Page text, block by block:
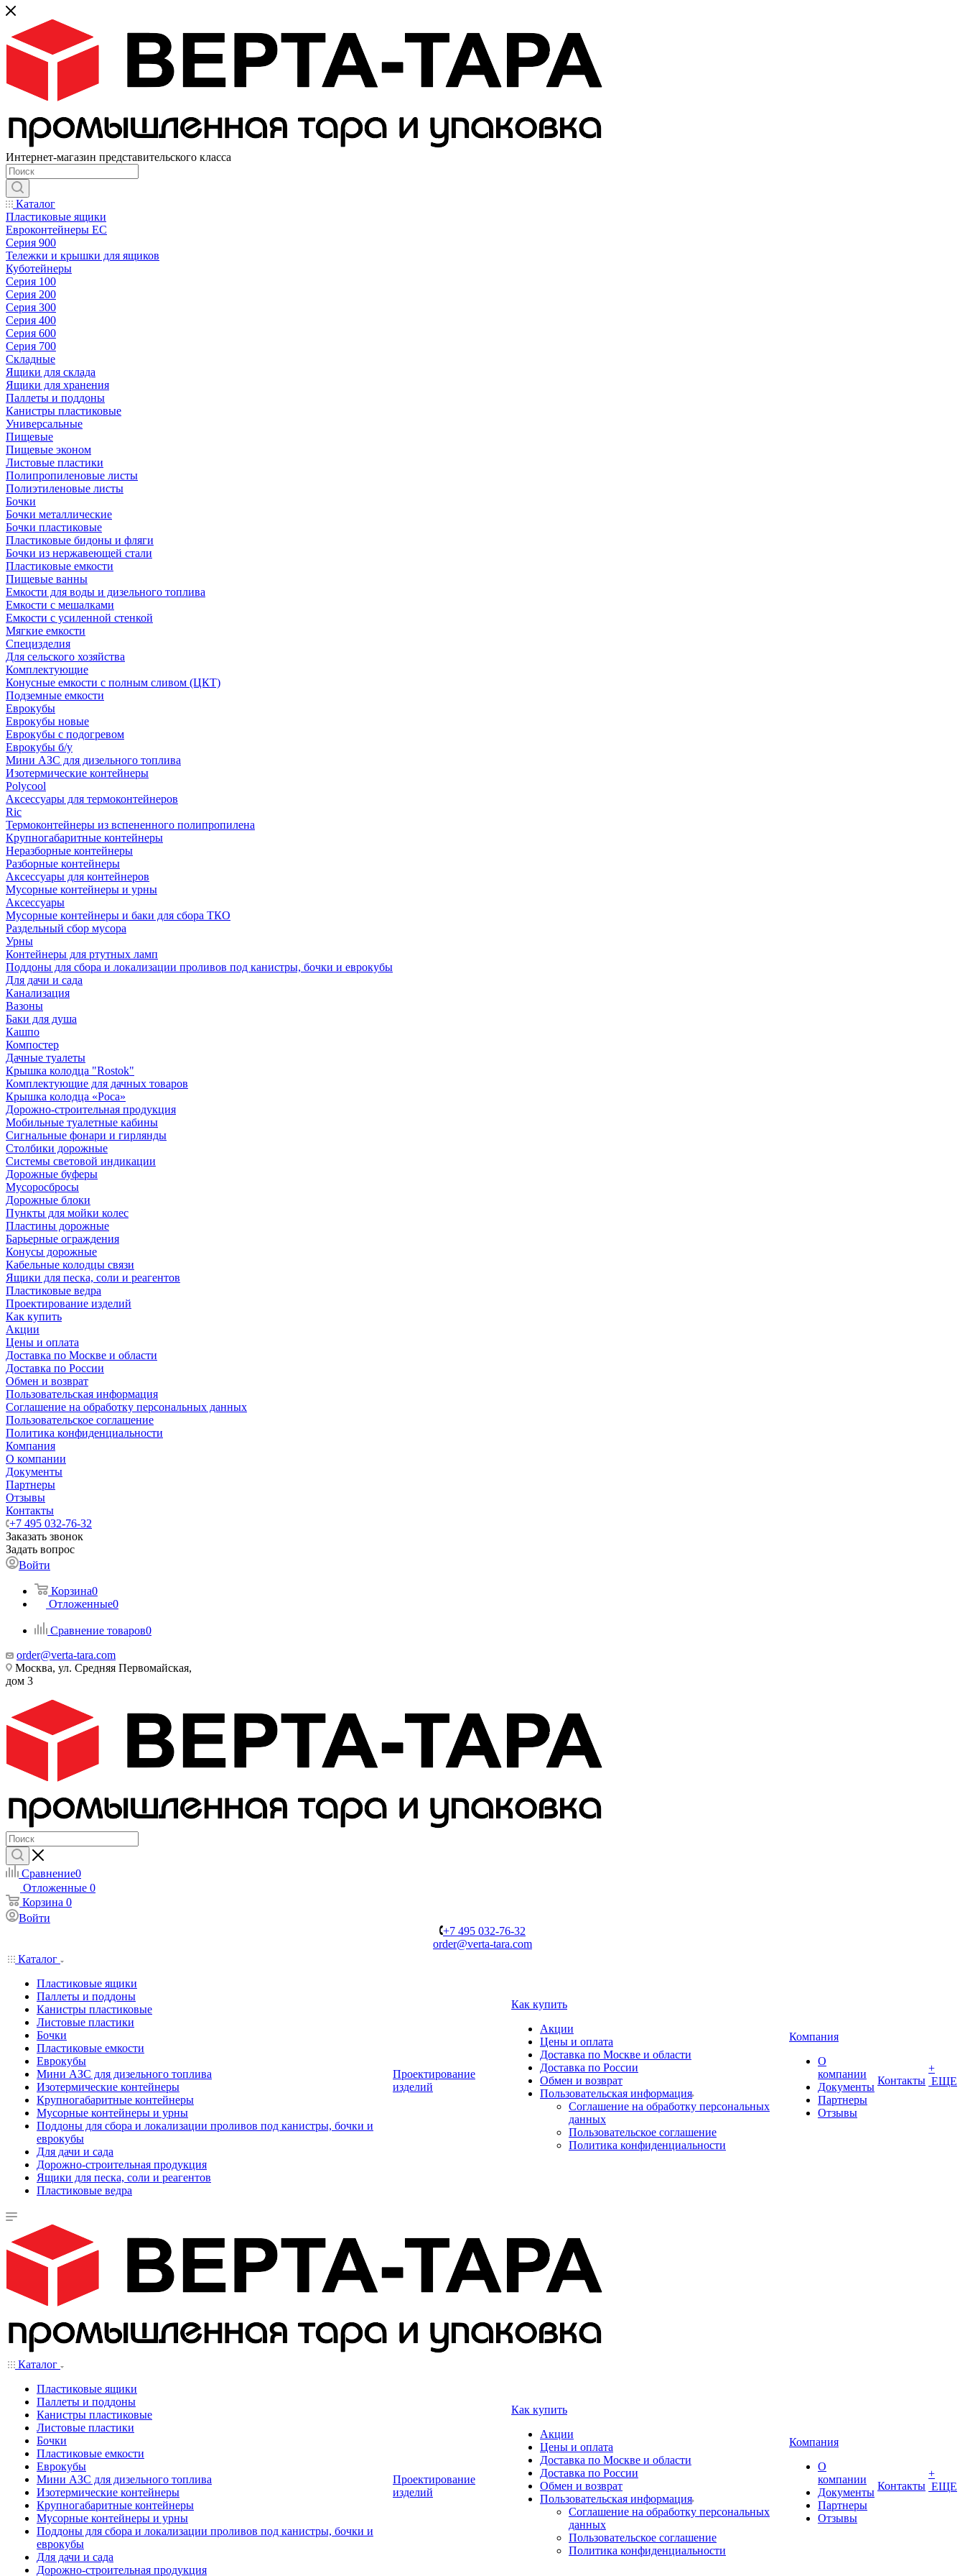
Интернет-магазин представительского класса
Каталог
Пластиковые ящики
Евроконтейнеры ЕС
Серия 900
Тележки и крышки для ящиков
Куботейнеры
Серия 100
Серия 200
Серия 300
Серия 400
Серия 600
Серия 700
Складные
Ящики для склада
Ящики для хранения
Паллеты и поддоны
Канистры пластиковые
Универсальные
Пищевые
Пищевые эконом
Листовые пластики
Полипропиленовые листы
Полиэтиленовые листы
Бочки
Бочки металлические
Бочки пластиковые
Пластиковые бидоны и фляги
Бочки из нержавеющей стали
Пластиковые емкости
Пищевые ванны
Емкости для воды и дизельного топлива
Емкости с мешалками
Емкости с усиленной стенкой
Мягкие емкости
Специзделия
Для сельского хозяйства
Комплектующие
Конусные емкости с полным сливом (ЦКТ)
Подземные емкости
Еврокубы
Еврокубы новые
Еврокубы с подогревом
Еврокубы б/у
Мини АЗС для дизельного топлива
Изотермические контейнеры
Polycool
Аксессуары для термоконтейнеров
Ric
Термоконтейнеры из вспененного полипропилена
Крупногабаритные контейнеры
Неразборные контейнеры
Разборные контейнеры
Аксессуары для контейнеров
Мусорные контейнеры и урны
Аксессуары
Мусорные контейнеры и баки для сбора ТКО
Раздельный сбор мусора
Урны
Контейнеры для ртутных ламп
Поддоны для сбора и локализации проливов под канистры, бочки и еврокубы
Для дачи и сада
Канализация
Вазоны
Баки для душа
Кашпо
Компостер
Дачные туалеты
Крышка колодца "Rostok"
Комплектующие для дачных товаров
Крышка колодца «Роса»
Дорожно-строительная продукция
Мобильные туалетные кабины
Сигнальные фонари и гирлянды
Столбики дорожные
Системы световой индикации
Дорожные буферы
Мусоросбросы
Дорожные блоки
Пункты для мойки колес
Пластины дорожные
Барьерные ограждения
Конусы дорожные
Кабельные колодцы связи
Ящики для песка, соли и реагентов
Пластиковые ведра
Проектирование изделий
Как купить
Акции
Цены и оплата
Доставка по Москве и области
Доставка по России
Обмен и возврат
Пользовательская информация
Соглашение на обработку персональных данных
Пользовательское соглашение
Политика конфиденциальности
Компания
О компании
Документы
Партнеры
Отзывы
Контакты
+7 495 032-76-32
Заказать звонок
Задать вопрос
Войти
Корзина0
Отложенные0
Сравнение товаров0
order@verta-tara.com
Москва, ул. Средняя Первомайская,
дом 3
Сравнение0
Отложенные 0
Корзина 0
Войти
+7 495 032-76-32
order@verta-tara.com
Каталог
Пластиковые ящики
Паллеты и поддоны
Канистры пластиковые
Листовые пластики
Бочки
Пластиковые емкости
Еврокубы
Мини АЗС для дизельного топлива
Изотермические контейнеры
Крупногабаритные контейнеры
Мусорные контейнеры и урны
Поддоны для сбора и локализации проливов под канистры, бочки и
еврокубы
Для дачи и сада
Дорожно-строительная продукция
Ящики для песка, соли и реагентов
Пластиковые ведра
Проектирование
изделий
Как купить
Акции
Цены и оплата
Доставка по Москве и области
Доставка по России
Обмен и возврат
Пользовательская информация
Соглашение на обработку персональных
данных
Пользовательское соглашение
Политика конфиденциальности
Компания
О
компании
Документы
Партнеры
Отзывы
Контакты
+
ЕЩЕ
Каталог
Пластиковые ящики
Паллеты и поддоны
Канистры пластиковые
Листовые пластики
Бочки
Пластиковые емкости
Еврокубы
Мини АЗС для дизельного топлива
Изотермические контейнеры
Крупногабаритные контейнеры
Мусорные контейнеры и урны
Поддоны для сбора и локализации проливов под канистры, бочки и
еврокубы
Для дачи и сада
Дорожно-строительная продукция
Проектирование
изделий
Как купить
Акции
Цены и оплата
Доставка по Москве и области
Доставка по России
Обмен и возврат
Пользовательская информация
Соглашение на обработку персональных
данных
Пользовательское соглашение
Политика конфиденциальности
Компания
О
компании
Документы
Партнеры
Отзывы
Контакты
+
ЕЩЕ